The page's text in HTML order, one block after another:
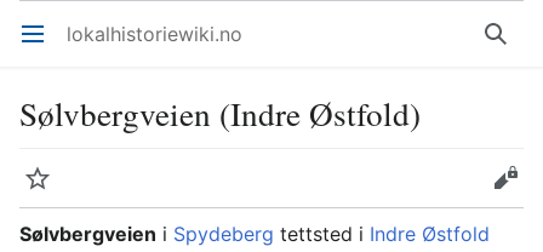
Åpne hovedmenyen lokalhistoriewiki.no Søk
Sølvbergveien (Indre Østfold)
Overvåk
Rediger
Sølvbergveien i Spydeberg tettsted i Indre Østfold